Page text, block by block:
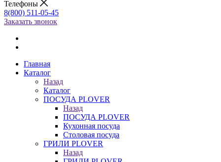
Телефоны
8(800) 511-05-45
Заказать звонок
Главная
Каталог
Назад
Каталог
ПОСУДА PLOVER
Назад
ПОСУДА PLOVER
Кухонная посуда
Столовая посуда
ГРИЛИ PLOVER
Назад